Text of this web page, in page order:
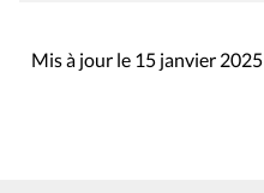
Mis à jour le 15 janvier 2025